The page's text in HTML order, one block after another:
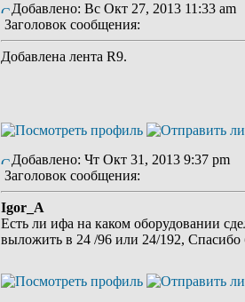
Добавлено: Вс Окт 27, 2013 11:33 am
Заголовок сообщения:
Добавлена лента R9.
Добавлено: Чт Окт 31, 2013 9:37 pm
Заголовок сообщения:
Igor_A
Есть ли ифа на каком оборудовании
выложить в 24 /96 или 24/192,